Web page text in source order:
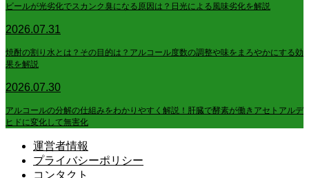
ビールが光劣化でスカンク臭になる原因は？日光による風味劣化を解説
2026.07.31
焼酎の割り水とは？その目的は？アルコール度数の調整や味をまろやかにする効
果を解説
2026.07.30
アルコールの分解の仕組みをわかりやすく解説！肝臓で酵素が働きアセトアルデ
ヒドに変化して無害化
運営者情報
プライバシーポリシー
コンタクト